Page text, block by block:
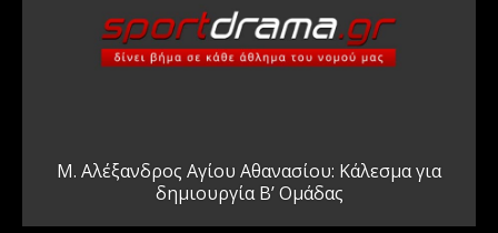
Μ. Αλέξανδρος Αγίου Αθανασίου: Κάλεσμα για
δημιουργία Β’ Ομάδας